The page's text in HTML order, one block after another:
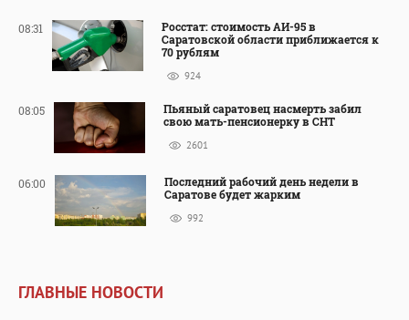
08:31
Росстат: стоимость АИ-95 в
Саратовской области приближается к
70 рублям
924
08:05
Пьяный саратовец насмерть забил
свою мать-пенсионерку в СНТ
2601
06:00
Последний рабочий день недели в
Саратове будет жарким
992
ГЛАВНЫЕ НОВОСТИ